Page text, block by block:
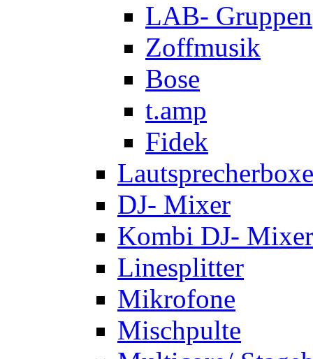
LAB- Gruppen
Zoffmusik
Bose
t.amp
Fidek
DJ- Mixer
Kombi DJ-
Linesplitter
Mikrofone
Mischpulte